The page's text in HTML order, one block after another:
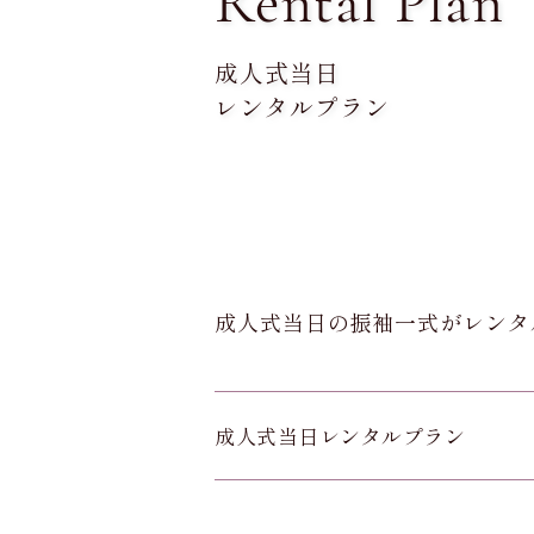
成人式当日
レンタルプラン
成人式当日の振袖一式がレンタ
成人式当日レンタルプラン